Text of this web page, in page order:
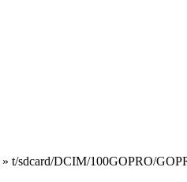
» t/sdcard/DCIM/100GOPRO/